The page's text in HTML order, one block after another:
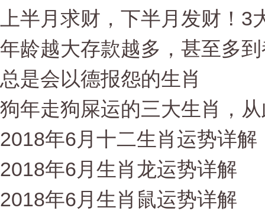
上半月求财，下半月发财！3
年龄越大存款越多，甚至多
总是会以德报怨的生肖
狗年走狗屎运的三大生肖，
2018年6月十二生肖运势详解
2018年6月生肖龙运势详解
2018年6月生肖鼠运势详解